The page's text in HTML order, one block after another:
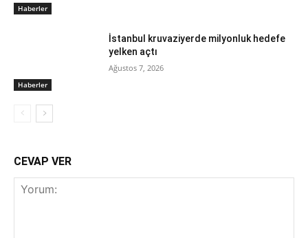
Haberler
Haberler
İstanbul kruvaziyerde milyonluk hedefe
yelken açtı
Ağustos 7, 2026
CEVAP VER